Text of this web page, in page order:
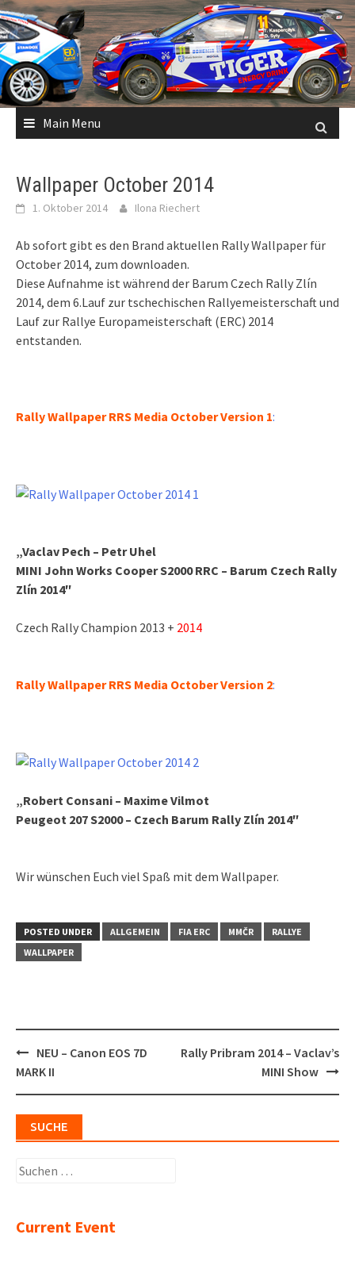
Skip
to
content
Main Menu
Wallpaper October 2014
1. Oktober 2014 Ilona Riechert
Ab sofort gibt es den Brand aktuellen Rally Wallpaper für
October 2014, zum downloaden.
Diese Aufnahme ist während der Barum Czech Rally Zlín
2014, dem 6.Lauf zur tschechischen Rallyemeisterschaft und
Lauf zur Rallye Europameisterschaft (ERC) 2014
entstanden.
Rally Wallpaper RRS Media October Version 1:
„Vaclav Pech – Petr Uhel
MINI John Works CooperS2000 RRC – Barum Czech Rally
Zlín 2014″
Czech Rally Champion 2013 + 2014
Rally Wallpaper RRS Media October Version 2:
„Robert Consani – Maxime Vilmot
Peugeot 207 S2000– Czech Barum Rally Zlín 2014″
Wir wünschen Euch viel Spaß mit dem Wallpaper.
POSTED UNDER ALLGEMEIN FIA ERC MMČR
RALLYE
WALLPAPER
Post
navigation
NEU – Canon EOS 7D
MARK II
Rally Pribram 2014 – Vaclav’s
MINI Show
SUCHE
Suchen
Current Event